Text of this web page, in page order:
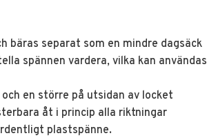
bäras separat som en mindre dagsäck
spännen vardera, vilka kan användas
en större på utsidan av locket
åt i princip alla riktningar
plastspänne.